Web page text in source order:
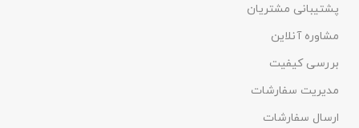
پشتیبانی مشتریان
مشاوره آنلاین
بررسی کیفیت
مدیریت سفارشات
ارسال سفارشات